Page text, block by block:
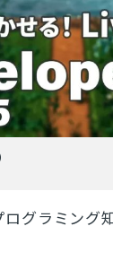
グラミング